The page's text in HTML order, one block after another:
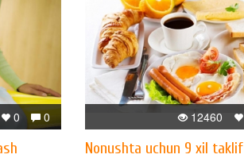
0
0 12460
Nonushta uchun 9 xil taklif